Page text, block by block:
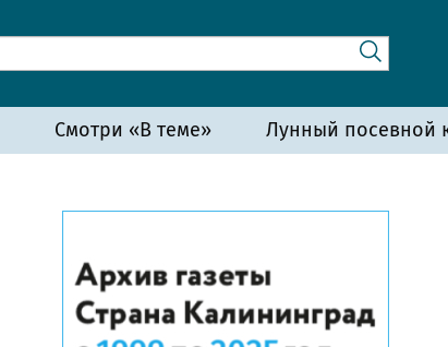
Смотри «В теме» Лунный посевной